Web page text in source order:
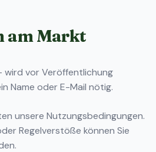
am Markt
vor Veröffentlichung
Name oder E-Mail nötig.
unsere Nutzungsbedingungen.
Regelverstöße können Sie